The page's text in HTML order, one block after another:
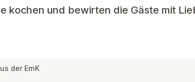
kochen und bewirten die Gäste mit
der EmK